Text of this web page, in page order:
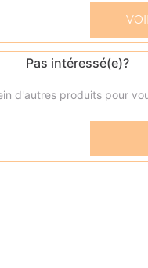
viande hachée
tomate, mozzarella,
senior
senior
Pas intéressé(e)?
d'autres produits pour